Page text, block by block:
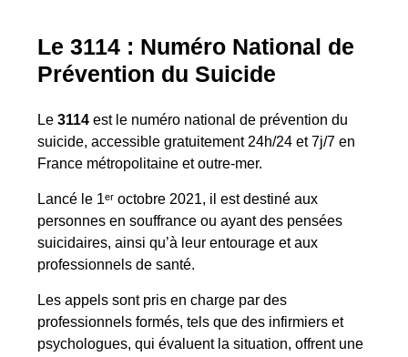
Le 3114 : Numéro National de
Prévention du Suicide
Le3114 est le numéro national de prévention du
suicide, accessible gratuitement 24h/24 et 7j/7 en
France métropolitaine et outre-mer.
Lancé le 1ᵉʳ octobre 2021, il est destiné aux
personnes en souffrance ou ayant des pensées
suicidaires, ainsi qu’à leur entourage et aux
professionnels de santé.
Les appels sont pris en charge par des
professionnels formés, tels que des infirmiers et
psychologues, qui évaluent la situation, offrent une